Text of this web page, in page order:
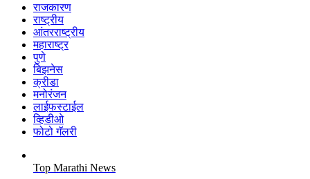
राजकारण
राष्ट्रीय
आंतरराष्ट्रीय
महाराष्ट्र
पुणे
बिझनेस
क्रीडा
मनोरंजन
लाईफस्टाईल
व्हिडीओ
फोटो गॅलरी
Top Marathi News